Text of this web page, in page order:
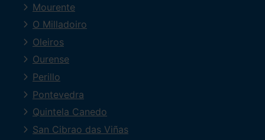
Mourente
O Milladoiro
Oleiros
Ourense
Perillo
Pontevedra
Quintela Canedo
San Cibrao das Viñas